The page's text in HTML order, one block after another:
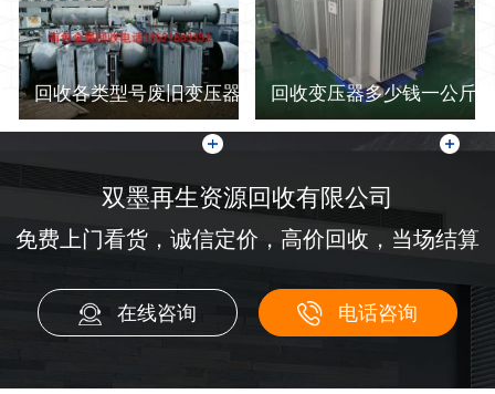
回收各类型号废旧变压器 回收变压器多少钱一公斤-
双墨再生资源回收有限公司
免费上门看货，诚信定价，高价回收，当场结算
在线咨询 电话咨询